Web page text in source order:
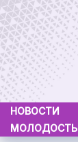
Skip
to
content
НОВОСТИ
МОЛОДОСТЬ